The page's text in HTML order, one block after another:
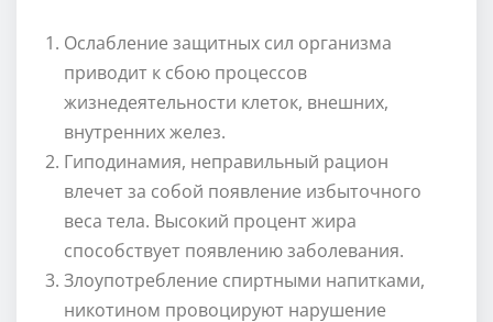
Ослабление защитных сил организма
приводит к сбою процессов
жизнедеятельности клеток, внешних,
внутренних желез.
Гиподинамия, неправильный рацион
влечет за собой появление избыточного
веса тела. Высокий процент жира
способствует появлению заболевания.
Злоупотребление спиртными напитками,
никотином провоцируют нарушение